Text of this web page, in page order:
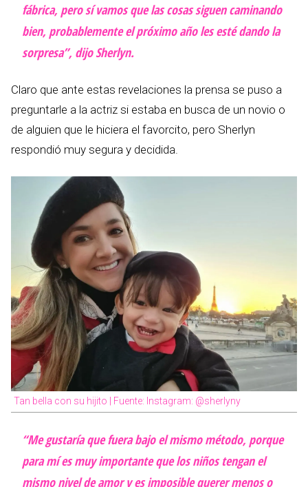
fábrica, pero sí vamos que las cosas siguen caminando
bien, probablemente el próximo año les esté dando la
sorpresa”, dijo Sherlyn.
Claro que ante estas revelaciones la prensa se puso a
preguntarle a la actriz si estaba en busca de un novio o
de alguien que le hiciera el favorcito, pero Sherlyn
respondió muy segura y decidida.
Tan bella con su hijito | Fuente: Instagram: @sherlyny
“Me gustaría que fuera bajo el mismo método, porque
para mí es muy importante que los niños tengan el
mismo nivel de amor y es imposible querer menos o